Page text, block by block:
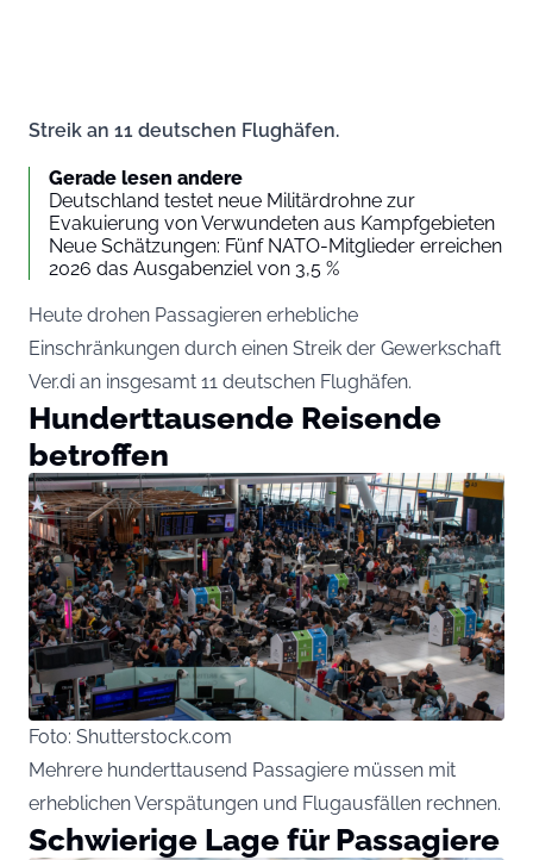
Streik an 11 deutschen Flughäfen.
Gerade lesen andere
Deutschland testet neue Militärdrohne zur
Evakuierung von Verwundeten aus Kampfgebieten
Neue Schätzungen: Fünf NATO-Mitglieder erreichen
2026 das Ausgabenziel von 3,5 %
Heute drohen Passagieren erhebliche
Einschränkungen durch einen Streik der Gewerkschaft
Ver.di an insgesamt 11 deutschen Flughäfen.
Hunderttausende Reisende
betroffen
Foto: Shutterstock.com
Mehrere hunderttausend Passagiere müssen mit
erheblichen Verspätungen und Flugausfällen rechnen.
Schwierige Lage für Passagiere